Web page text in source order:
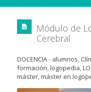
Módulo de
Cerebral
DOCENCIA- alumnos,
formación,logopedia,
máster,máster en